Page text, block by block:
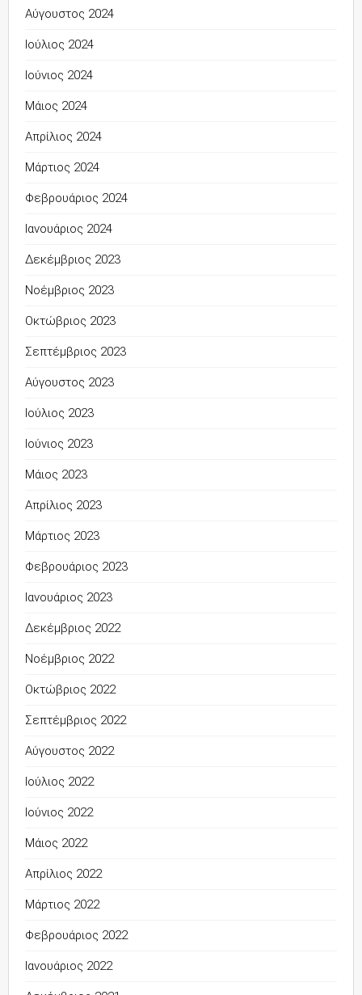
Αύγουστος 2024
Ιούλιος 2024
Ιούνιος 2024
Μάιος 2024
Απρίλιος 2024
Μάρτιος 2024
Φεβρουάριος 2024
Ιανουάριος 2024
Δεκέμβριος 2023
Νοέμβριος 2023
Οκτώβριος 2023
Σεπτέμβριος 2023
Αύγουστος 2023
Ιούλιος 2023
Ιούνιος 2023
Μάιος 2023
Απρίλιος 2023
Μάρτιος 2023
Φεβρουάριος 2023
Ιανουάριος 2023
Δεκέμβριος 2022
Νοέμβριος 2022
Οκτώβριος 2022
Σεπτέμβριος 2022
Αύγουστος 2022
Ιούλιος 2022
Ιούνιος 2022
Μάιος 2022
Απρίλιος 2022
Μάρτιος 2022
Φεβρουάριος 2022
Ιανουάριος 2022